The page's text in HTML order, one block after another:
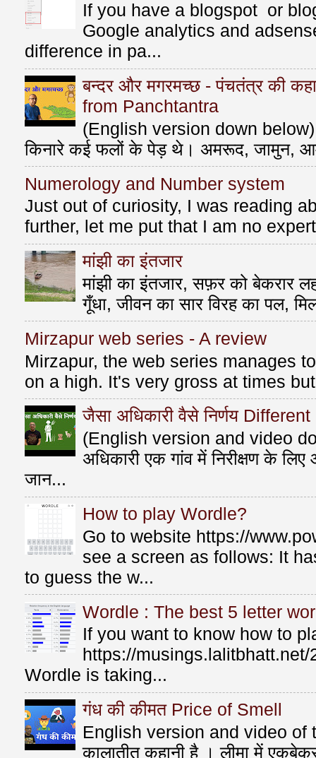
If you have a blogspot or
Google analytics and
difference in pa...
बन्दर और मगरमच्छ - पंचतंत्र की
from Panchtantra
(English version down below)
किनारे कई फलों के पेड़ थे। अमरूद, जामुन,
Numerology and Number system
Just out of curiosity, I was reading
further, let me put that I am no
मांझी का इंतजार
मांझी का इंतजार, सफ़र को बेकरार
गूँधा, जीवन का सार विरह का पल,
Mirzapur web series - A review
Mirzapur, the web series manages
on a high. It's very gross at times
जैसा अधिकारी वैसे निर्णय
(English version and video
अधिकारी एक गांव में निरीक्षण के
जान...
How to play Wordle?
Go to website https://
see a screen as follows: It
to guess the w...
Wordle : The best 5 letter
If you want to know how to
https://
Wordle is taking...
गंध की कीमत Price of Smell
English version and video
कालातीत कहानी है । लीमा में